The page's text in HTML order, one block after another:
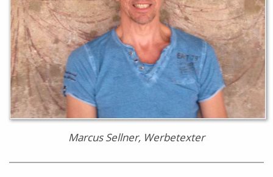
Marcus Sellner, Werbetexter